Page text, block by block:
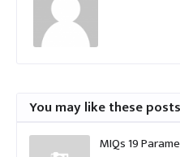
You may like these posts
MIQs 19